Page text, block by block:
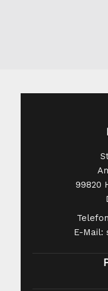
99820
E-Mail: